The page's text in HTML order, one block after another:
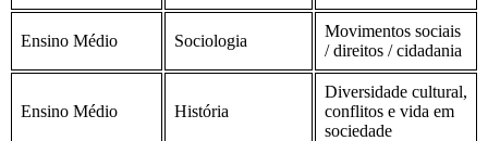
Ensino Médio Sociologia
Movimentos sociais
/ direitos / cidadania
Ensino Médio História
Diversidade cultural,
conflitos e vida em
sociedade